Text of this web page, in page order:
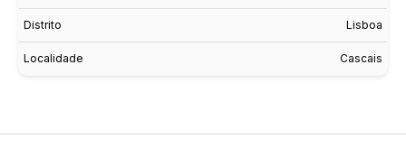
Distrito Lisboa
Localidade Cascais